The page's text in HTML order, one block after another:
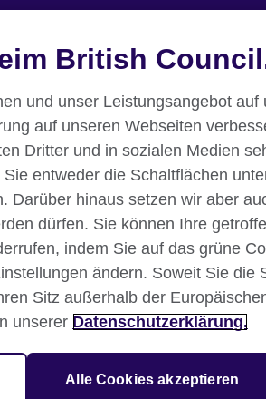
Unterstützung für den Online-
Nutzungsbedingungen Your
British
und unser Leistungsangebot
auf unseren Webseiten
Dritter und in sozialen Medien
entweder die Schaltflächen
Darüber hinaus setzen wir aber
dürfen. Sie können Ihre
indem Sie auf das grüne
ändern. Soweit Sie die
Sitz außerhalb der
unserer Datenschutzerklärung.
Alle Cookies akzeptieren